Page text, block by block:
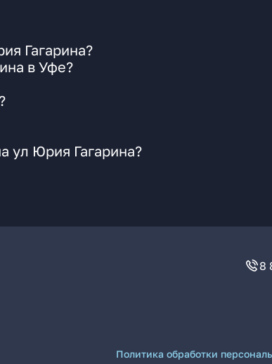
Гагарина?
в Уфе?
ул Юрия Гагарина?
8
Политика обработки